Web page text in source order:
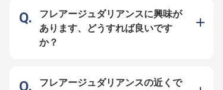
す。 ーー【スキルアップを応援！
あなたの"料理への想い"を大切にし
ます】 調理の経験がある方はもち
ろん、調理士の資格取得を目指して
いる方も温かく迎え入れます。メニ
ュー策定や食材管理、衛生管理な
イフステージが変わっても長く活躍
し続けられる職場です。あなたの
フレアージュダリアンスに興味が
あります、どうすれば良いです
か？
フレアージュダリアンスの近くで